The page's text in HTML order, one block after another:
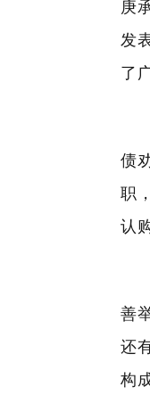
庚
发
了
债
职
认
善
还
构